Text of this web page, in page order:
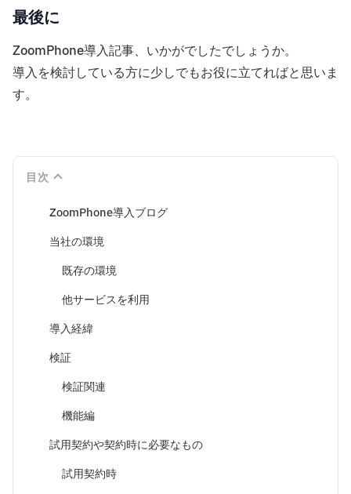
最後に
ZoomPhone導入記事、いかがでしたでしょうか。
導入を検討している方に少しでもお役に立てればと思いま
す。
目次
ZoomPhone導入ブログ
当社の環境
既存の環境
他サービスを利用
導入経緯
検証
検証関連
機能編
試用契約や契約時に必要なもの
試用契約時